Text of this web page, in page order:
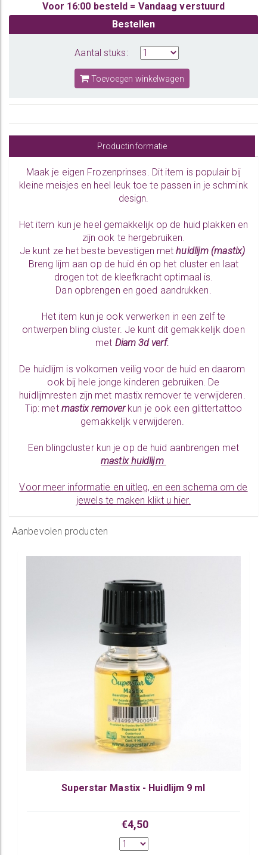
Voor 16:00 besteld = Vandaag verstuurd
Bestellen
Aantal stuks:
Toevoegen winkelwagen
Productinformatie
Maak je eigen Frozenprinses. Dit item is populair bij
kleine meisjes en heel leuk toe te passen in je schmink
design.
Het item kun je heel gemakkelijk op de huid plakken en
zijn ook te hergebruiken.
Je kunt ze het beste bevestigen methuidlijm (mastix)
Breng lijm aan op de huid én op het cluster en laat
drogen tot de kleefkracht optimaal is.
Dan opbrengen en goed aandrukken.
Het item kun je ook verwerken in een zelf te
ontwerpen bling cluster. Je kunt dit gemakkelijk doen
met Diam 3d verf.
De huidlijm is volkomen veilig voor de huid en daarom
ook bij hele jonge kinderen gebruiken. De
huidlijmresten zijn met mastix remover te verwijderen.
Tip: met mastix remover kun je ook een glittertattoo
gemakkelijk verwijderen.
Een blingcluster kun je op de huid aanbrengen met
mastix huidlijm
Voor meer informatie en uitleg, en een schema om de
jewels te maken klikt u hier.
Aanbevolen producten
Superstar Mastix - Huidlijm 9 ml
€4,50